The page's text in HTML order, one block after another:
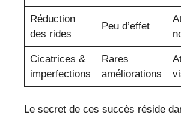
Réduction
des rides
Peu d’effet
Cicatrices &
imperfections
Rares
améliorations
Le secret de ces succès réside